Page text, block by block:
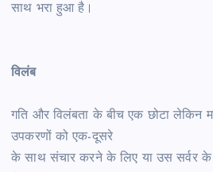
साथ भरा हुआ है।
विलंब
गति और विलंबता के बीच एक छोटा लेकिन
उपकरणों को एक-दूसरे
के साथ संचार करने के लिए या उस सर्वर के